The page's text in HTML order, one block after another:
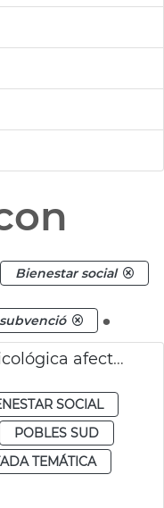
Bienestar social
subvenció .
Subvención atención psicológica afectados dana
SOCIAL
POBLES SUD
TEMÁTICA